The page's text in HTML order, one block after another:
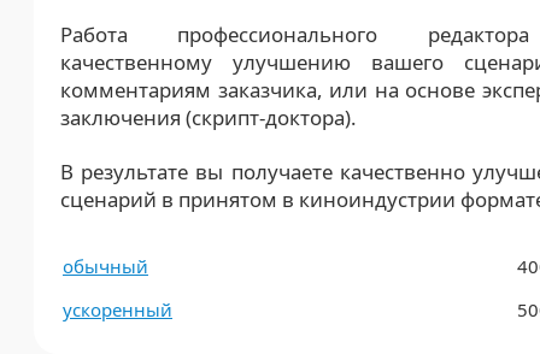
Работа профессионального
качественному улучшению вашего
комментариям заказчика, или на основе
заключения (скрипт-доктора).
В результате вы получаете качественно
сценарий в принятом в киноиндустрии
обычный
ускоренный